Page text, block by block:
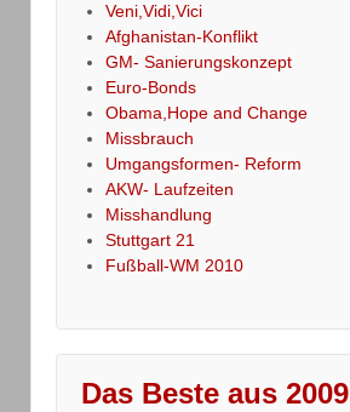
Veni,Vidi,Vici
Afghanistan-Konflikt
GM- Sanierungskonzept
Euro-Bonds
Obama,Hope and Change
Missbrauch
Umgangsformen- Reform
AKW- Laufzeiten
Misshandlung
Stuttgart 21
Fußball-WM 2010
Das Beste aus 2009